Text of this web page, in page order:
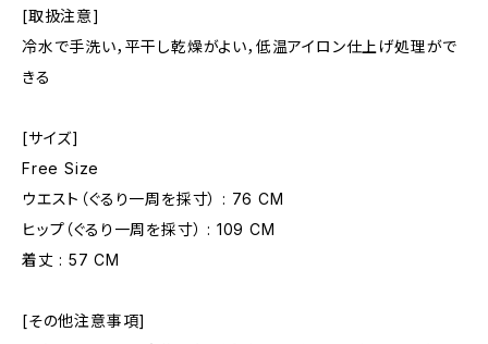
[取扱注意]
冷水で手洗い，平干し乾燥がよい，低温アイロン仕上げ処理がで
きる
[サイズ]
Free Size
ウエスト（ぐるり一周を採寸） : 76 CM
ヒップ（ぐるり一周を採寸） : 109 CM
着丈 : 57 CM
[その他注意事項]